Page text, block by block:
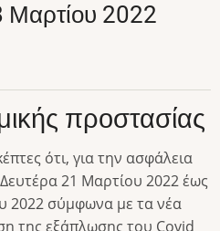
Μαρτίου 2022
προστασίας
ότι, για την ασφάλεια
21 Μαρτίου 2022 έως
2022 σύμφωνα με τα νέα
της εξάπλωσης του Covid